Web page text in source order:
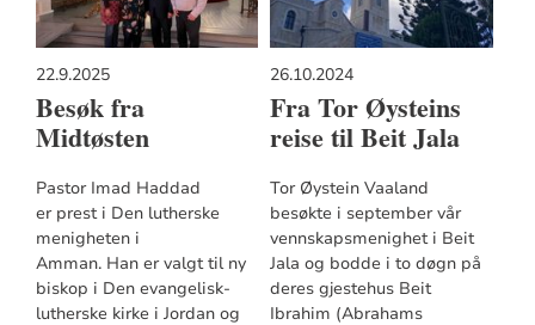
22.9.2025
Besøk fra
Midtøsten
Pastor Imad Haddad
er prest i Den lutherske
menigheten i
Amman. Han er valgt til ny
biskop i Den evangelisk-
lutherske kirke i Jordan og
26.10.2024
Fra Tor Øysteins
reise til Beit Jala
Tor Øystein Vaaland
besøkte i september vår
vennskapsmenighet i Beit
Jala og bodde i to døgn på
deres gjestehus Beit
Ibrahim (Abrahams